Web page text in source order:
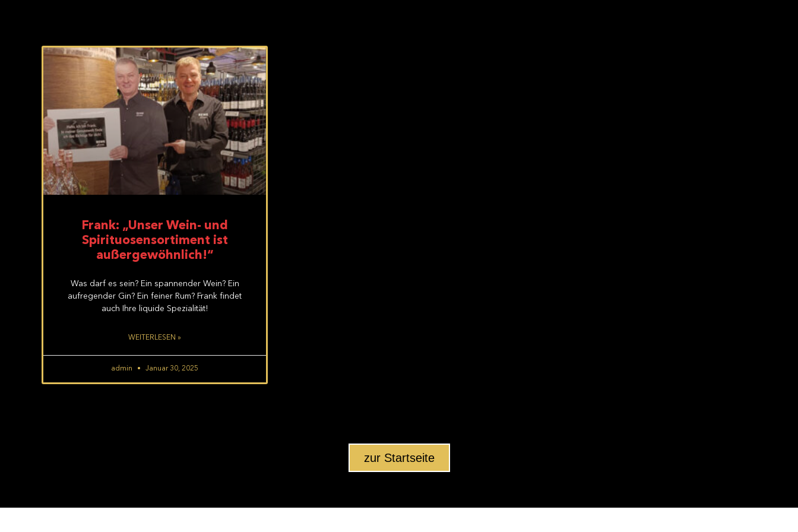
Frank: „Unser Wein- und
Spirituosensortiment ist
außergewöhnlich!“
Was darf es sein? Ein spannender Wein? Ein
aufregender Gin? Ein feiner Rum? Frank findet
auch Ihre liquide Spezialität!
WEITERLESEN »
admin Januar 30, 2025
zur Startseite